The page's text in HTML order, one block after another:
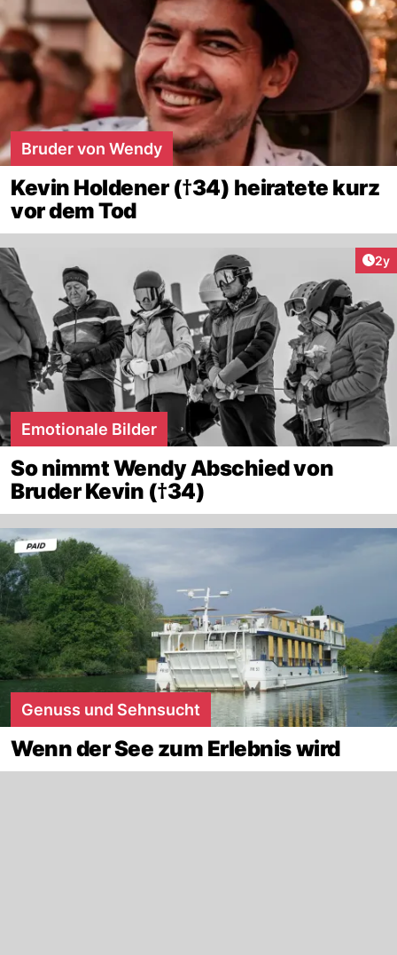
Bruder von Wendy
Kevin Holdener (†34) heiratete kurz
vor dem Tod
2y
Emotionale Bilder
So nimmt Wendy Abschied von
Bruder Kevin (†34)
Genuss und Sehnsucht
Wenn der See zum Erlebnis wird